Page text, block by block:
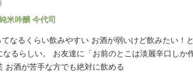
米吟醸 今代司
るくらい飲みやすい お酒が弱いけど飲みたい！という父のた
辛口しか作れないんだな」と言われ、悔しくて作った
お酒らしい笑 お酒が苦手な方でも絶対に飲める